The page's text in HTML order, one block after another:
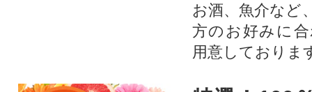
お酒、魚介など
方のお好みに
用意しておりま